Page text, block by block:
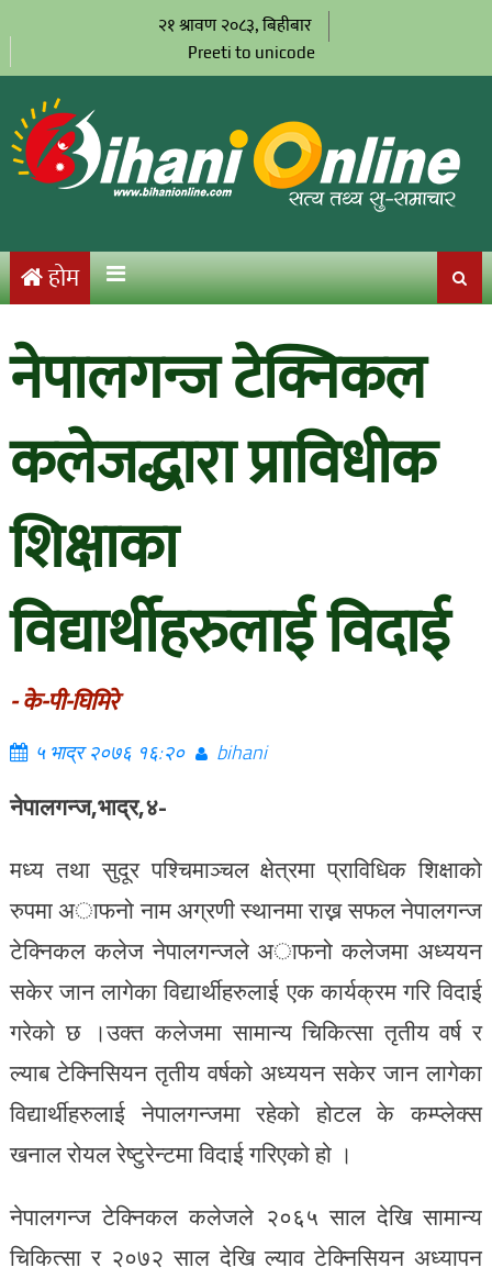
२१ श्रावण २०८३, बिहीबार
Preeti to unicode
होम
नेपालगन्ज टेक्निकल
कलेजद्धारा प्राविधीक
शिक्षाका
विद्यार्थीहरुलाई विदाई
- के-पी-घिमिरे
५ भाद्र २०७६ १६:२० bihani
नेपालगन्ज,भाद्र,४-
मध्य तथा सुदूर पश्चिमाञ्चल क्षेत्रमा प्राविधिक शिक्षाको
रुपमा अाफनो नाम अग्रणी स्थानमा राख्न सफल नेपालगन्ज
टेक्निकल कलेज नेपालगन्जले अाफनो कलेजमा अध्ययन
सकेर जान लागेका विद्यार्थीहरुलाई एक कार्यक्रम गरि विदाई
गरेको छ ।उक्त कलेजमा सामान्य चिकित्सा तृतीय वर्ष र
ल्याब टेक्निसियन तृतीय वर्षको अध्ययन सकेर जान लागेका
विद्यार्थीहरुलाई नेपालगन्जमा रहेको होटल के कम्प्लेक्स
खनाल रोयल रेष्टुरेन्टमा विदाई गरिएको हो ।
नेपालगन्ज टेक्निकल कलेजले २०६५ साल देखि सामान्य
चिकित्सा र २०७२ साल देखि ल्याव टेक्निसियन अध्यापन